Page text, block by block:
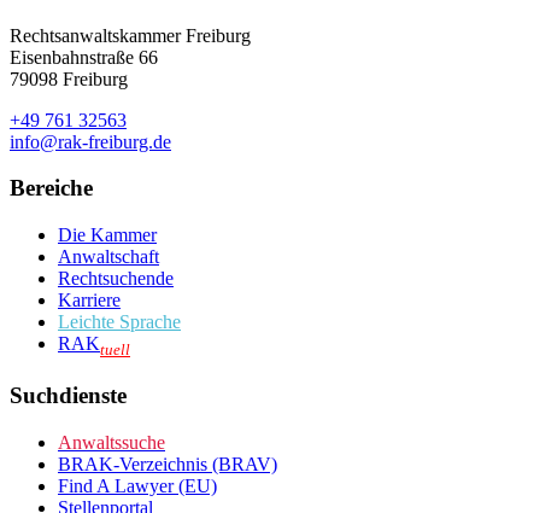
Rechtsanwaltskammer Freiburg
Eisenbahnstraße 66
79098 Freiburg
+49 761 32563
info@rak-freiburg.de
Bereiche
Die Kammer
Anwaltschaft
Rechtsuchende
Karriere
Leichte Sprache
RAKtuell
Suchdienste
Anwaltssuche
BRAK-Verzeichnis (BRAV)
Find A Lawyer (EU)
Stellenportal